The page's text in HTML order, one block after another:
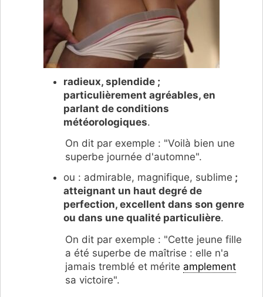
radieux, splendide ;
particulièrement agréables, en
parlant de conditions
météorologiques.
On dit par exemple : "Voilà bien une
superbe journée d'automne".
ou : admirable, magnifique, sublime ;
atteignant un haut degré de
perfection, excellent dans son genre
ou dans une qualité particulière.
On dit par exemple : "Cette jeune fille
a été superbe de maîtrise : elle n'a
jamais tremblé et mérite amplement
sa victoire".